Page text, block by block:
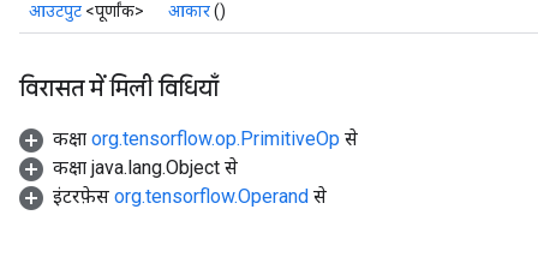
आउटपुट <पूर्णांक> आकार()
विरासत में मिली विधियाँ
कक्षा org.tensorflow.op.PrimitiveOp से
कक्षा java.lang.Object से
इंटरफ़ेस org.tensorflow.Operand से